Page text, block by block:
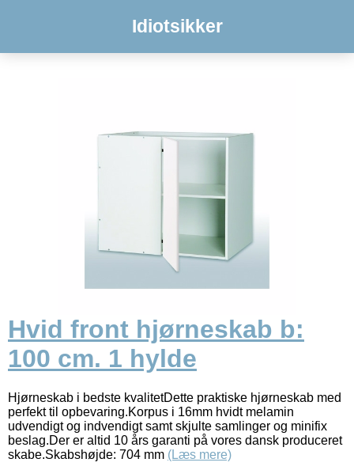
Idiotsikker
Hvid front hjørneskab b:
100 cm. 1 hylde
Hjørneskab i bedste kvalitetDette praktiske hjørneskab med
perfekt til opbevaring.Korpus i 16mm hvidt melamin
udvendigt og indvendigt samt skjulte samlinger og minifix
beslag.Der er altid 10 års garanti på vores dansk produceret
skabe.Skabshøjde: 704 mm (Læs mere)